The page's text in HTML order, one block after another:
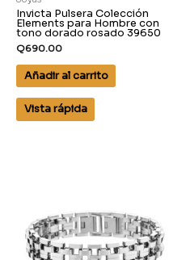
Invicta Pulsera Colección
Elements para Hombre con
tono dorado rosado 39650
Q690.00
Añadir al carrito
Vista rápida